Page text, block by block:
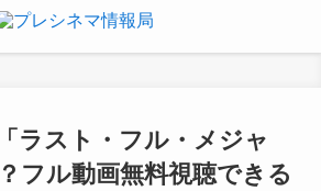
ラスト・フル・メジャ
フル動画無料視聴できる